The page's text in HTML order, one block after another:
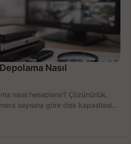
Nasıl
nasıl hesaplanır? Çözünürlük,
sayısına göre disk kapasitesini